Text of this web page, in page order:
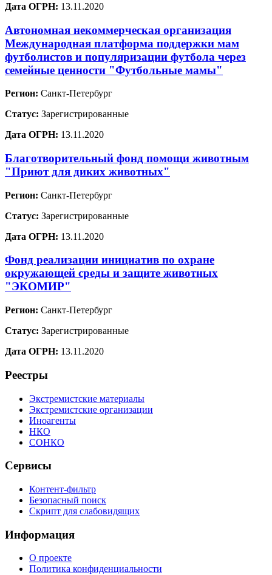
Дата ОГРН: 13.11.2020
Автономная некоммерческая организация
Международная платформа поддержки мам
футболистов и популяризации футбола через
семейные ценности "Футбольные мамы"
Регион: Санкт-Петербург
Статус: Зарегистрированные
Дата ОГРН: 13.11.2020
Благотворительный фонд помощи животным
"Приют для диких животных"
Регион: Санкт-Петербург
Статус: Зарегистрированные
Дата ОГРН: 13.11.2020
Фонд реализации инициатив по охране
окружающей среды и защите животных
"ЭКОМИР"
Регион: Санкт-Петербург
Статус: Зарегистрированные
Дата ОГРН: 13.11.2020
Реестры
Экстремистские материалы
Экстремистские организации
Иноагенты
НКО
СОНКО
Сервисы
Контент-фильтр
Безопасный поиск
Скрипт для слабовидящих
Информация
О проекте
Политика конфиденциальности